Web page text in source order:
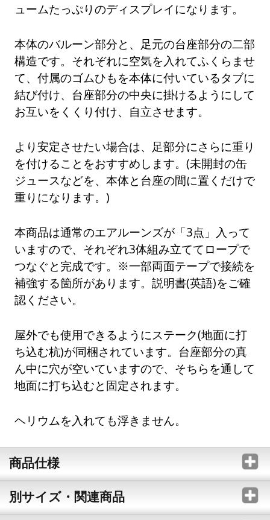
ュームたっぷりのディスプレイになります。
本体のバルーン部分と、足元の台座部分の二部
構造です。それぞれに空気を入れてふくらませ
て、付属のゴムひもを本体に付いているタブに
結び付け、台座部分の中央に掛けるようにして
お互いをくくり付け、自立させます。
より安定させたい場合は、足部分にさらに重り
を付けることをおすすめします。(未開封の缶
ジュースなどを、本体と台座の間に置くだけで
重りになります。)
本商品は通常のエアルーンズが「3点」入って
いますので、それぞれ3体組み立ててロープで
つなぐと完成です。※一部両面テープで接続を
補強する箇所があります。説明書(英語)をご確
認ください。
屋外でも使用できるようにステーク(地面に打
ち込む杭)が同梱されています。台座部分の真
ん中に穴が空いていますので、そちらを通して
地面に打ち込むと固定されます。
ヘリウムを入れても浮きません。
商品仕様
別サイズ・関連商品